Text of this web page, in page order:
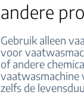
andere
Gebruik alleen
voor
of andere
vaatwasmachine
zelfs de